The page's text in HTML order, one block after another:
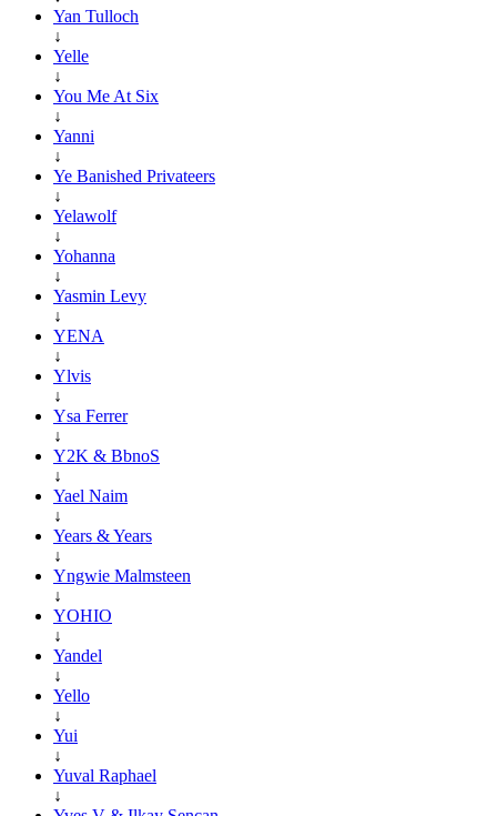
Yan Tulloch
↓
Yelle
↓
You Me At Six
↓
Yanni
↓
Ye Banished Privateers
↓
Yelawolf
↓
Yohanna
↓
Yasmin Levy
↓
YENA
↓
Ylvis
↓
Ysa Ferrer
↓
Y2K & BbnoS
↓
Yael Naim
↓
Years & Years
↓
Yngwie Malmsteen
↓
YOHIO
↓
Yandel
↓
Yello
↓
Yui
↓
Yuval Raphael
↓